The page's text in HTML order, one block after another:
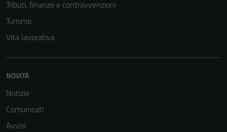
Tributi, finanze e contravvenzioni
Turismo
Vita lavorativa
NOVITÀ
Notizie
Comunicati
Avvisi